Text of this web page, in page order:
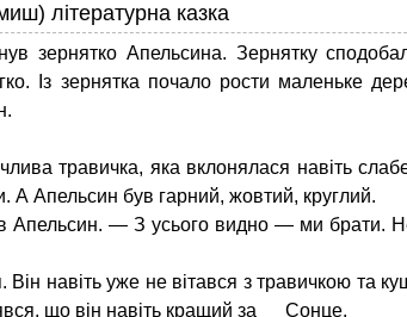
літературна казка
зернятко Апельсина. Зернятку
Із зернятка почало рости маленьке
травичка, яка вклонялася навіть
А Апельсин був гарний, жовтий, круглий.
— З усього видно — ми брати.
навіть уже не вітався з травичкою та
що він навіть кращий за Сонце.